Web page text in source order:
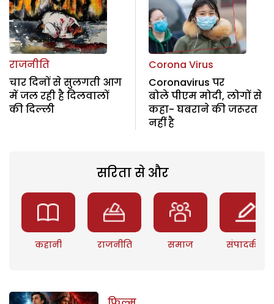
राजनीति
चार दिनों से सुलगती आग
में जल रही है दिलवालों
की दिल्ली
Corona Virus
Coronavirus पर
बोले पीएम मोदी, लोगों से
कहा- घबराने की जरूरत
नहीं है
सरिता से और
कहानी राजनीति समाज संपादकीय